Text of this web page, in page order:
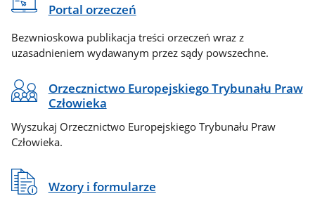
Portal orzeczeń
Bezwnioskowa publikacja treści orzeczeń wraz z
uzasadnieniem wydawanym przez sądy powszechne.
Orzecznictwo Europejskiego Trybunału Praw
Człowieka
Wyszukaj Orzecznictwo Europejskiego Trybunału Praw
Człowieka.
Wzory i formularze